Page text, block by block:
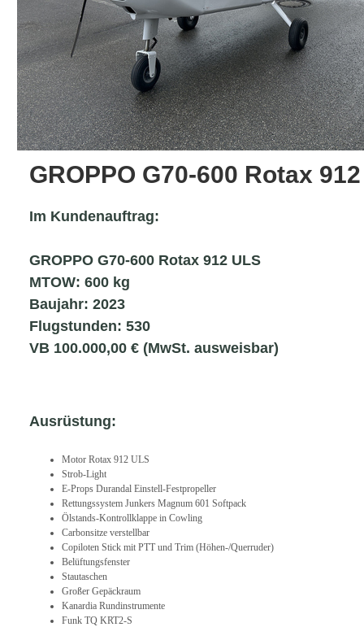
GROPPO G70-600 Rotax
Im Kundenauftrag:
GROPPO G70-600 Rotax 912 ULS
MTOW: 600 kg
Baujahr: 2023
Flugstunden: 530
VB 100.000,00 € (MwSt. ausweisbar)
Ausrüstung:
Motor Rotax 912 ULS
Strob-Light
E-Props Durandal Einstell-Festpropeller
Rettungssystem Junkers Magnum 601 Softpack
Ölstands-Kontrollklappe in Cowling
Carbonsitze verstellbar
Copiloten Stick mit PTT und Trim (Höhen-/Querruder)
Belüftungsfenster
Stautaschen
Großer Gepäckraum
Kanardia Rundinstrumente
Funk TQ KRT2-S